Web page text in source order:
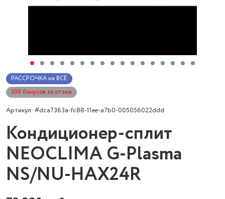
РАССРОЧКА на ВСЁ
300 бонусов за отзыв
Артикул: #dca7363a-fc88-11ee-a7b0-005056022ddd
Кондиционер-сплит
NEOCLIMA G-Plasma
NS/NU-HAX24R